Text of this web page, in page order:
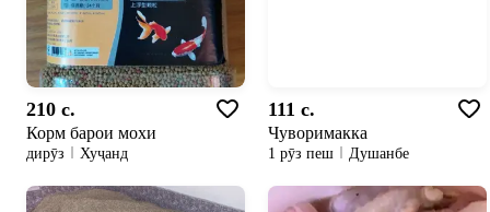
210 c.
Корм барои мохи
дирӯз Хуҷанд
111 c.
Чуворимакка
1 рӯз пеш Душанбе